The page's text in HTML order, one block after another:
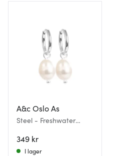
A&c Oslo As
Steel - Freshwater
sötvattenspärla guld
349 kr
I lager